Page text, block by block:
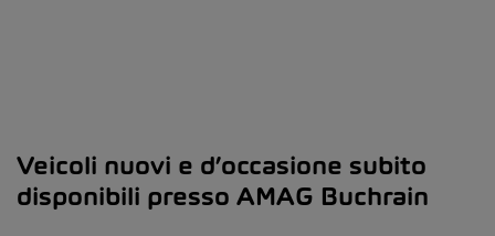
Veicoli nuovi e d’occasione subito
disponibili presso AMAG Buchrain